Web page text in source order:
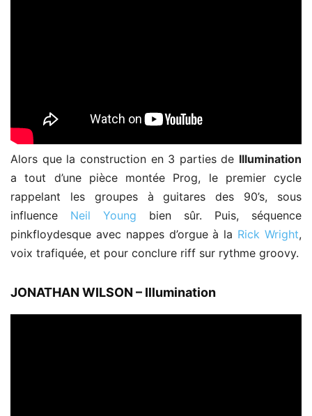
Alors que la construction en 3 parties de Illumination
a tout d’une pièce montée Prog, le premier cycle
rappelant les groupes à guitares des 90’s, sous
influence Neil Young bien sûr. Puis, séquence
pinkfloydesque avec nappes d’orgue à la RickWright,
voix trafiquée, et pour conclure riff sur rythme groovy.
JONATHAN WILSON – Illumination